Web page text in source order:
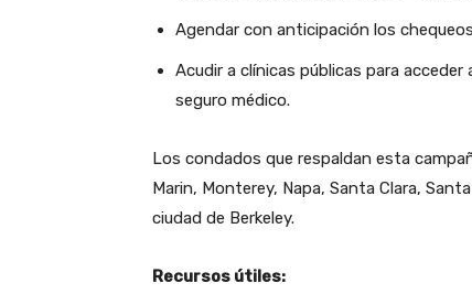
Agendar con anticipación los
Acudir a clínicas públicas para
seguro médico.
Los condados que respaldan esta
Marin, Monterey, Napa, Santa Clara,
ciudad de Berkeley.
Recursos útiles: